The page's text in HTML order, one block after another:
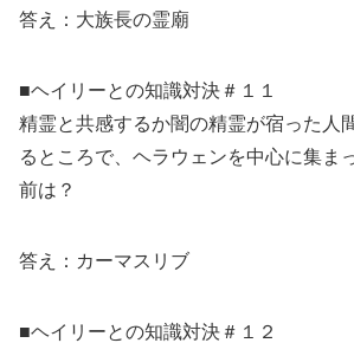
答え：大族長の霊廟
■ヘイリーとの知識対決＃１１
精霊と共感するか闇の精霊が宿った人
るところで、ヘラウェンを中心に集ま
前は？
答え：カーマスリブ
■ヘイリーとの知識対決＃１２